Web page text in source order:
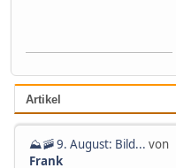
Artikel
⛰️🚠 9. August: Bild... von
Frank